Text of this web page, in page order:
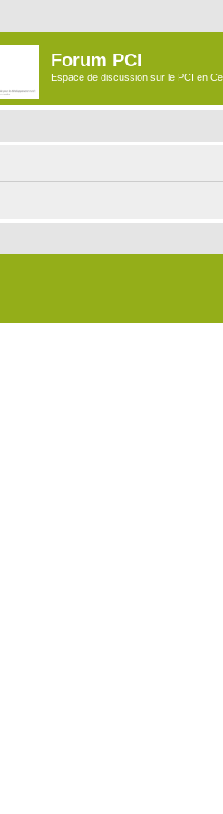
Forum PCI
Espace de discussion sur le PCI en